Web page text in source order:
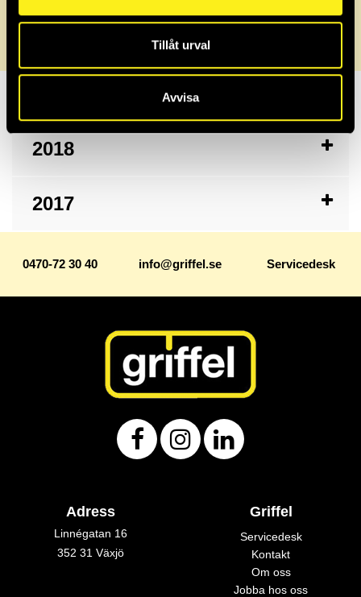
Tillåt urval
Avvisa
2018
2017
0470-72 30 40 info@griffel.se Servicedesk
Adress
Linnégatan 16
352 31 Växjö
Griffel
Servicedesk
Kontakt
Om oss
Jobba hos oss